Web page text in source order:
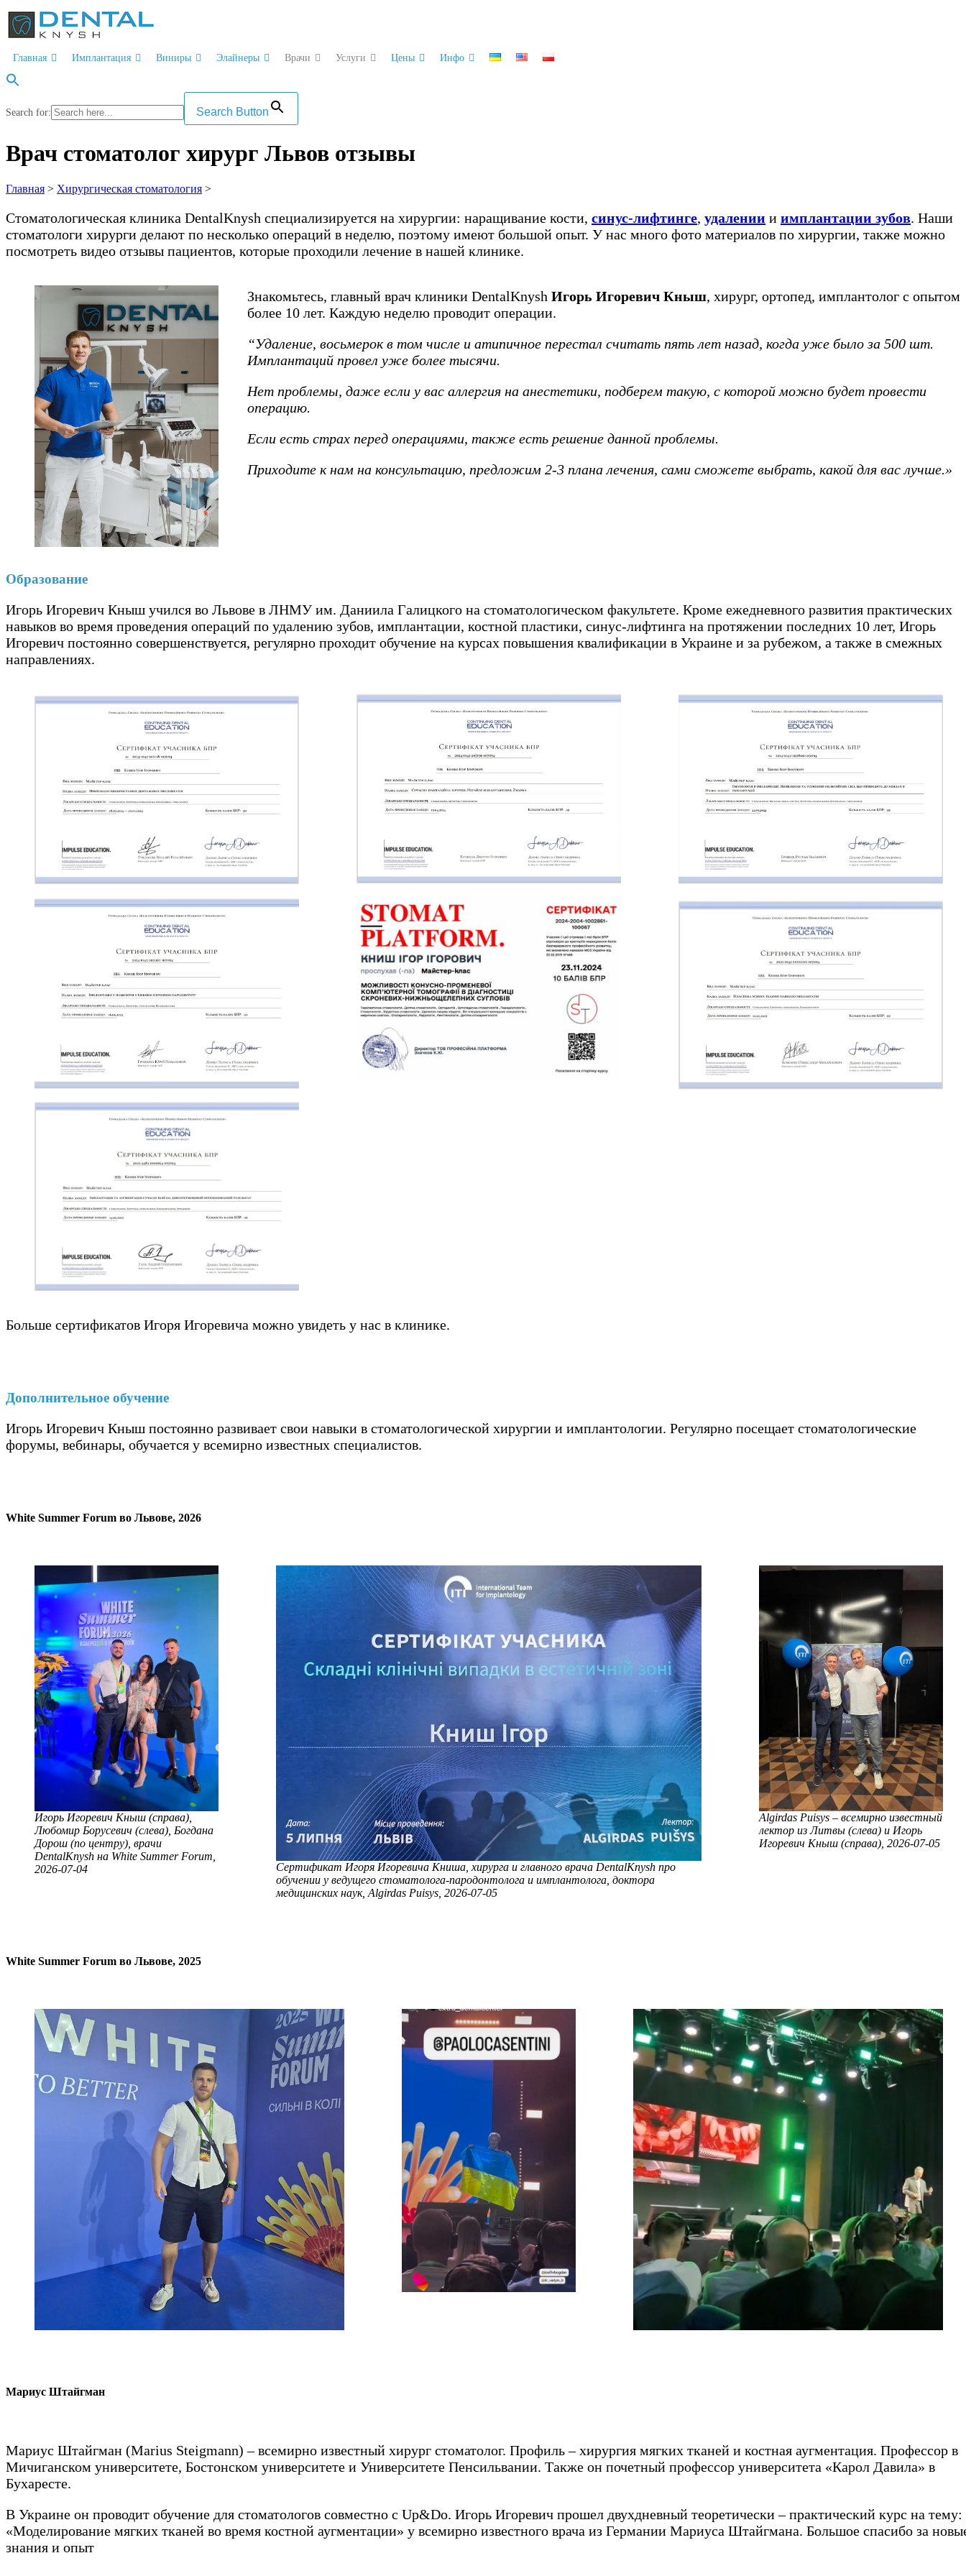
Перейти
содержимому
Главная Имплантация Виниры Элайнеры Врачи Услуги Цены Инфо
Search for: Search Button
Врач стоматолог хирург Львов отзывы
Главная > Хирургическая стоматология >
Стоматологическая клиника DentalKnysh специализируется на хирургии: наращивание кости, синус-лифтинге, удалении и имплантации зубов. Наши
стоматологи хирурги делают по несколько операций в неделю, поэтому имеют большой опыт. У нас много фото материалов по хирургии, также можно
посмотреть видео отзывы пациентов, которые проходили лечение в нашей клинике.
Знакомьтесь, главный врач клиники DentalKnysh Игорь Игоревич Кныш, хирург, ортопед, имплантолог с опытом
более 10 лет. Каждую неделю проводит операции.
“Удаление, восьмерок в том числе и атипичное перестал считать пять лет назад, когда уже было за 500 шт.
Имплантаций провел уже более тысячи.
Нет проблемы, даже если у вас аллергия на анестетики, подберем такую, с которой можно будет провести
операцию.
Если есть страх перед операциями, также есть решение данной проблемы.
Приходите к нам на консультацию, предложим 2-3 плана лечения, сами сможете выбрать, какой для вас лучше.»
Образование
Игорь Игоревич Кныш учился во Львове в ЛНМУ им. Даниила Галицкого на стоматологическом факультете. Кроме ежедневного развития практических
навыков во время проведения операций по удалению зубов, имплантации, костной пластики, синус-лифтинга на протяжении последних 10 лет, Игорь
Игоревич постоянно совершенствуется, регулярно проходит обучение на курсах повышения квалификации в Украине и за рубежом, а также в смежных
направлениях.
Больше сертификатов Игоря Игоревича можно увидеть у нас в клинике.
Дополнительное обучение
Игорь Игоревич Кныш постоянно развивает свои навыки в стоматологической хирургии и имплантологии. Регулярно посещает стоматологические
форумы, вебинары, обучается у всемирно известных специалистов.
White Summer Forum во Львове, 2026
Игорь Игоревич Кныш (справа),
Любомир Борусевич (слева), Богдана
Дорош (по центру), врачи
DentalKnysh на White Summer Forum,
2026-07-04
Сертификат Игоря Игоревича Книша, хирурга и главного врача DentalKnysh про
обучении у ведущего стоматолога-пародонтолога и имплантолога, доктора
медицинских наук, Algirdas Puisys, 2026-07-05
Algirdas Puisys – всемирно известный
лектор из Литвы (слева) и Игорь
Игоревич Кныш (справа), 2026-07-05
White Summer Forum во Львове, 2025
Мариус Штайгман
Мариус Штайгман (Marius Steigmann) – всемирно известный хирург стоматолог. Профиль – хирургия мягких тканей и костная аугментация. Профессор в
Мичиганском университете, Бостонском университете и Университете Пенсильвании. Также он почетный профессор университета «Карол Давила» в
Бухаресте.
В Украине он проводит обучение для стоматологов совместно с Up&Do. Игорь Игоревич прошел двухдневный теоретически – практический курс на тему:
«Моделирование мягких тканей во время костной аугментации» у всемирно известного врача из Германии Мариуса Штайгмана. Большое спасибо за
знания и опыт